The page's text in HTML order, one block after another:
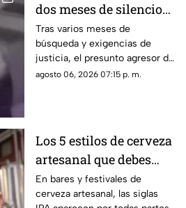
dos meses de silencio
detuvieron a Jorge "N",
agresor de Paula
Tras varios meses de
búsqueda y exigencias de
justicia, el presunto agresor de
Paula Fajardo fue localizado y
agosto 06, 2026 07:15 p. m.
Los 5 estilos de cerveza
artesanal que debes
conocer
En bares y festivales de
cerveza artesanal, las siglas